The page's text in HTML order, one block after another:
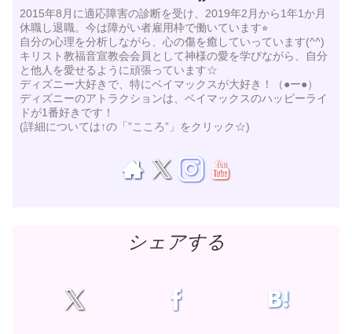
2015年8月に適応障害の診断を受け、2019年2月から1年1か月
休職し退職。今は障がい者雇用枠で働いています⭐︎
自分の心理を分析しながら、心の傷を癒していっています(^^)
キリスト教福音宣教会会員として神様の愛を学びながら、自分
と他人を愛せるように頑張っています☆
ディズニー大好きで、特にベイマックスが大好き！（●ー●）
ディズニーのアトラクションは、ベイマックスのハッピーライ
ドが1番好きです！
(詳細については↑の「”こころ”」をクリック☆)
シェアする